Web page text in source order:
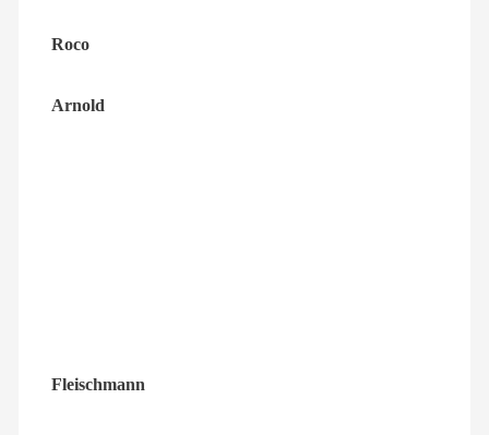
Roco
Arnold
Fleischmann